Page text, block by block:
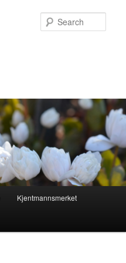
Kjentmannsmerket